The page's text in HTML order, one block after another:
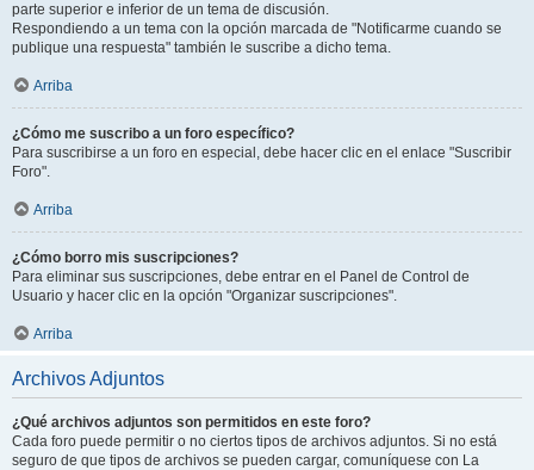
parte superior e inferior de un tema de discusión.
Respondiendo a un tema con la opción marcada de "Notificarme cuando se
publique una respuesta" también le suscribe a dicho tema.
Arriba
¿Cómo me suscribo a un foro específico?
Para suscribirse a un foro en especial, debe hacer clic en el enlace "Suscribir
Foro".
Arriba
¿Cómo borro mis suscripciones?
Para eliminar sus suscripciones, debe entrar en el Panel de Control de
Usuario y hacer clic en la opción "Organizar suscripciones".
Arriba
Archivos Adjuntos
¿Qué archivos adjuntos son permitidos en este foro?
Cada foro puede permitir o no ciertos tipos de archivos adjuntos. Si no está
seguro de que tipos de archivos se pueden cargar, comuníquese con La